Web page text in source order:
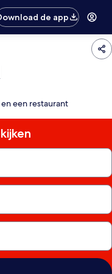
de app
een restaurant